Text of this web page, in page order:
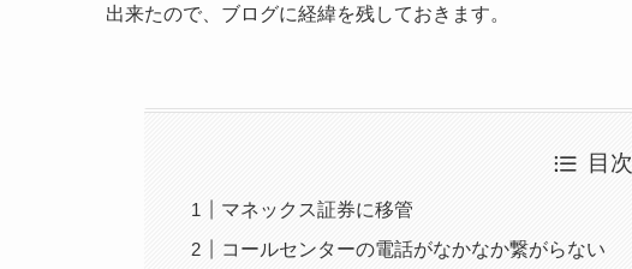
出来たので、ブログに経緯を残しておきます。
目次
マネックス証券に移管
コールセンターの電話がなかなか繋がらない